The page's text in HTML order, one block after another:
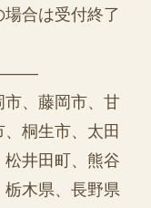
合は受付終了
市、藤岡市、甘
桐生市、太田
井田町、熊谷
木県、長野県